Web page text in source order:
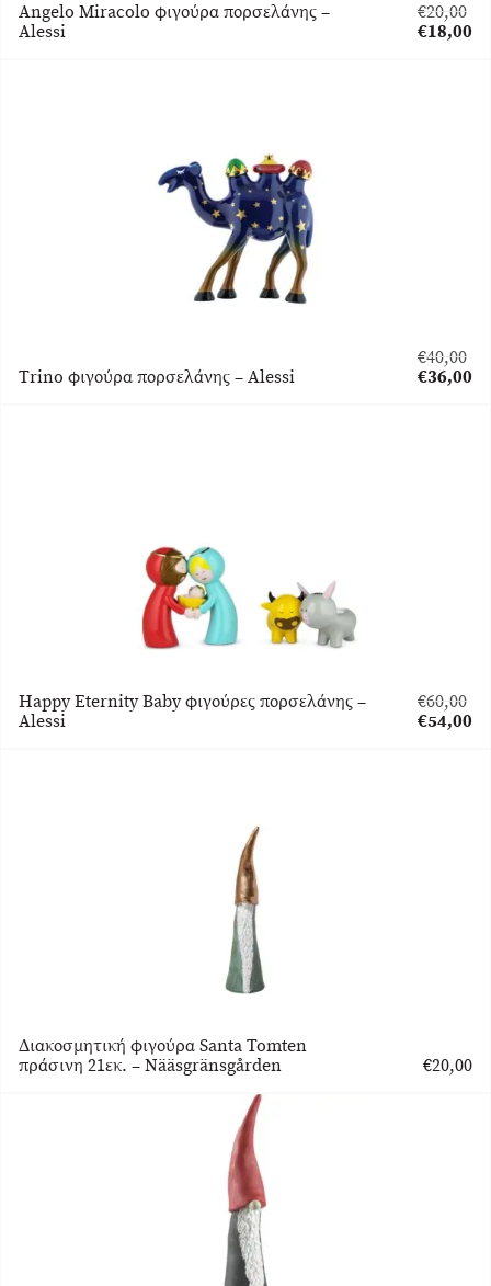
Angelo Miracolo φιγούρα πορσελάνης –
Alessi
€20,00
Original
€18,00
Trino φιγούρα πορσελάνης – Alessi
€40,00
Original
price
€36,00
Happy Eternity Βaby φιγούρες πορσελάνης –
Alessi
€60,00
Original
€54,00
Διακοσμητική φιγούρα Santa Tomten
πράσινη 21εκ. – Nääsgränsgården
€20,00